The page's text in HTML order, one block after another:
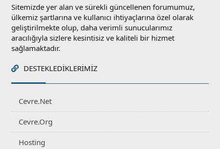
Sitemizde yer alan ve sürekli güncellenen forumumuz,
ülkemiz şartlarına ve kullanıcı ihtiyaçlarına özel olarak
geliştirilmekte olup, daha verimli sunucularımız
aracılığıyla sizlere kesintisiz ve kaliteli bir hizmet
sağlamaktadır.
DESTEKLEDIKLERIMIZ
Cevre.Net
Cevre.Org
Hosting